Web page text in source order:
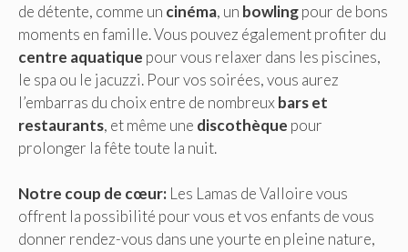
de détente, comme un cinéma, un bowlingpour de bons
moments en famille. Vous pouvez également profiter du
centre aquatique pour vous relaxer dans les piscines,
le spa ou le jacuzzi. Pour vos soirées, vous aurez
l’embarras du choix entre de nombreux bars et
restaurants, et même une discothèque pour
prolonger la fête toute la nuit.
Notre coup de cœur: Les Lamas de Valloire vous
offrent la possibilité pour vous et vos enfants de vous
donner rendez-vous dans une yourte en pleine nature,